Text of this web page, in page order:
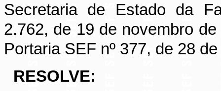
Secretaria de Estado da
2.762, de 19 de novembro
Portaria SEF nº 377, de 28
RESOLVE: